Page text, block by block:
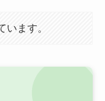
ます。